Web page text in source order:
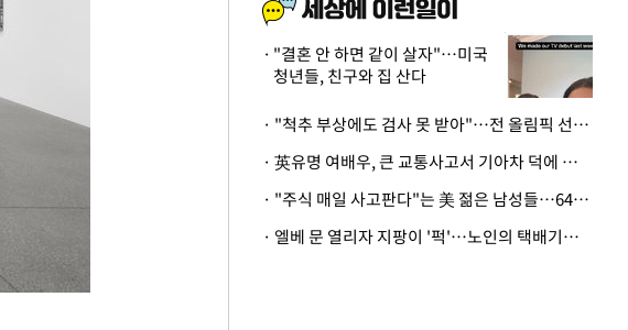
"결혼 안 하면 같이 살자"…미국
청년들, 친구와 집 산다
· "척추 부상에도 검사 못 받아"…전 올림픽 선수, 美봅슬레이협회 상대 소송
· 英유명 여배우, 큰 교통사고서 기아차 덕에 살았다
· "주식 매일 사고판다"는 美 젊은 남성들…64%가 "나는 인생의 패배자“
· 엘베 문 열리자 지팡이 '퍽'…노인의 택배기사 폭행 이유